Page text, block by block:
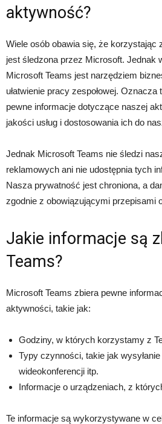
aktywność?
Wiele osób obawia się, że korzystając
jest śledzona przez Microsoft. Jednak
Microsoft Teams jest narzędziem
ułatwienie pracy zespołowej.
pewne informacje dotyczące naszej
jakości usług i dostosowania ich do
Jednak Microsoft Teams nie śledzi
reklamowych ani nie udostępnia tych
Nasza prywatność jest chroniona, a
zgodnie z obowiązującymi przepisami
Jakie informacje są
Teams?
Microsoft Teams zbiera pewne
aktywności, takie jak:
Godziny, w których korzystamy z
Typy czynności, takie jak
wideokonferencji itp.
Informacje o urządzeniach, z
Te informacje są wykorzystywane w